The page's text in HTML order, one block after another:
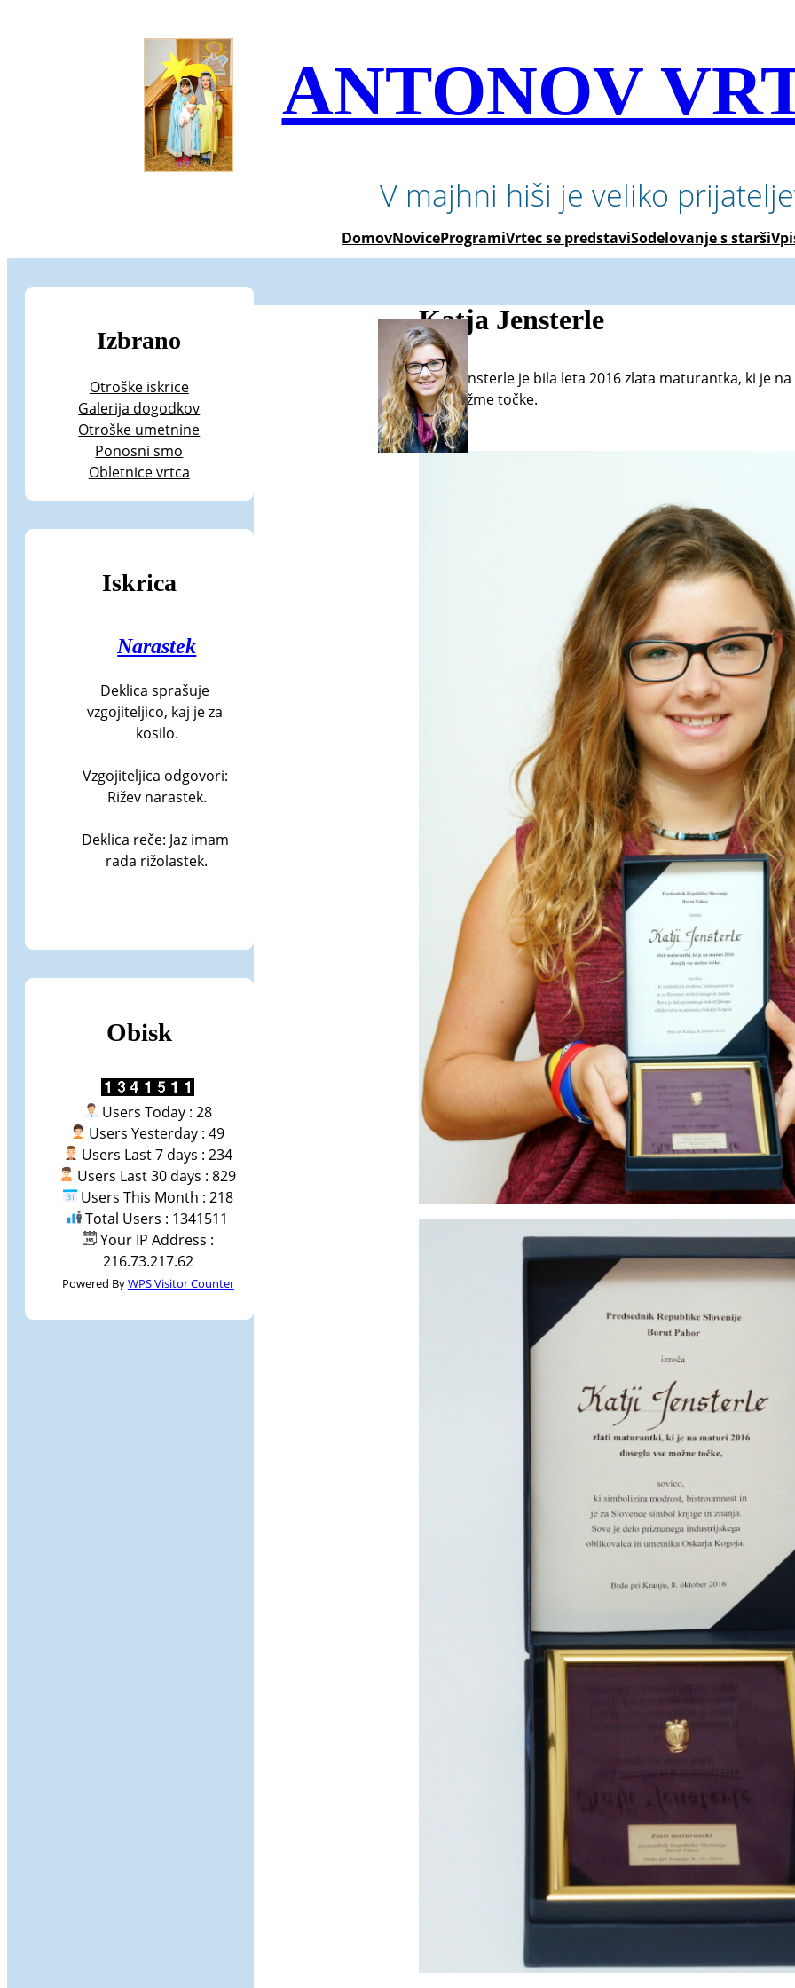
ANTONOV
V majhni hiši je veliko
DomovNoviceProgramiVrtec se predstaviSodelovanje s starši
Izbrano
Otroške iskrice
Galerija dogodkov
Otroške umetnine
Ponosni smo
Obletnice vrtca
Iskrica
Narastek
Deklica sprašuje
vzgojiteljico, kaj je za
kosilo.
Vzgojiteljica odgovori:
Rižev narastek.
Deklica reče: Jaz imam
rada rižolastek.
Obisk
Users Today : 28
Users Yesterday : 49
Users Last 7 days : 234
Users Last 30 days : 829
Users This Month : 218
Total Users : 1341511
Your IP Address :
216.73.217.62
Powered ByWPS Visitor Counter
Katja Jensterle
Katja Jensterle je bila leta 2016 zlata maturantka, ki je
vse možme točke.